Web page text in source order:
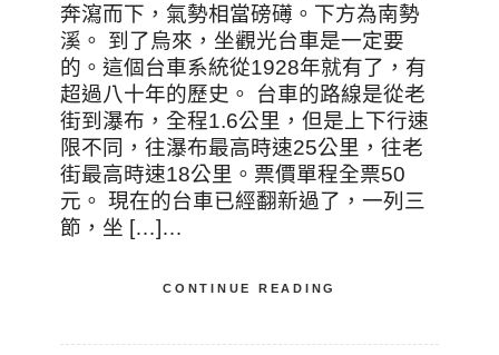
奔瀉而下，氣勢相當磅礡。下方為南勢
溪。 到了烏來，坐觀光台車是一定要
的。這個台車系統從1928年就有了，有
超過八十年的歷史。 台車的路線是從老
街到瀑布，全程1.6公里，但是上下行速
限不同，往瀑布最高時速25公里，往老
街最高時速18公里。票價單程全票50
元。 現在的台車已經翻新過了，一列三
節，坐 […]…
CONTINUE READING